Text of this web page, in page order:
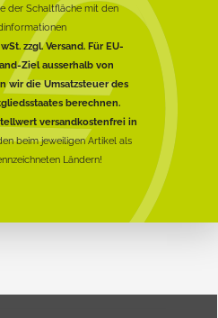
der Schaltfläche mit den
zzgl. Versand. Für EU-
Ziel ausserhalb von
wir die Umsatzsteuer des
berechnen.
versandkostenfrei in
beim jeweiligen Artikel als
Ländern!